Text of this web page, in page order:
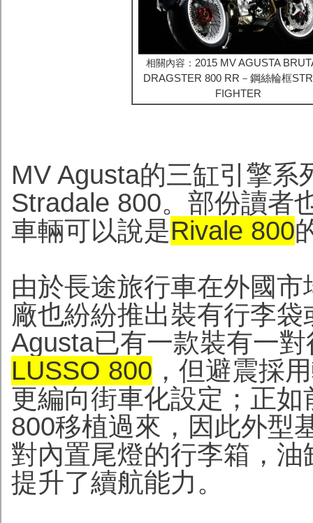
相關內容： 2015 MV AGUSTA
DRAGSTER 800 RR－鋼絲輪框
FIGHTER
MV Agusta的三缸引擎
Stradale 800。部份讀者
車輛可以說是Rivale 800
由於長途旅行車在外國
廠也紛紛推出裝有行李
Agusta已有一款裝有一
LUSSO 800 ，但避震採
更編向街車化設定；正
800移植過來，因此外型
對內置尾燈的行李箱，
提升了續航能力。